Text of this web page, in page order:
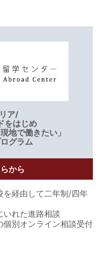
ア/
をはじめ
地で働きたい」
グラム
から
を経由して二年制/四年
いれた進路相談
別オンライン相談受付